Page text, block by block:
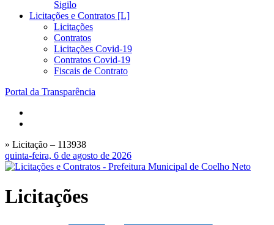
Sigilo
Licitações e Contratos [L]
Licitações
Contratos
Licitações Covid-19
Contratos Covid-19
Fiscais de Contrato
Portal da Transparência
» Licitação – 113938
quinta-feira, 6 de agosto de 2026
Licitações